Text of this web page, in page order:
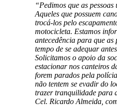
“Pedimos que as
Aqueles que possuem
trocá-los pelo
motocicleta. Estamos
antecedência para que as
tempo de se adequar
Solicitamos o apoio da
estacionar nos canteiros
forem parados pela
não tentem se evadir do
trazer tranquilidade para
Cel. Ricardo Almeida,